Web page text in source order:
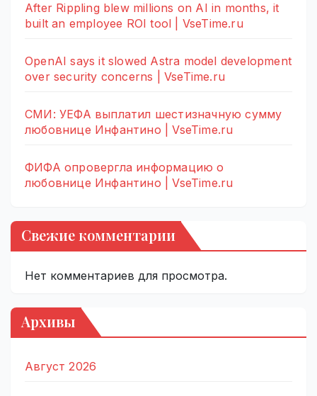
After Rippling blew millions on AI in months, it
built an employee ROI tool | VseTime.ru
OpenAI says it slowed Astra model development
over security concerns | VseTime.ru
СМИ: УЕФА выплатил шестизначную сумму
любовнице Инфантино | VseTime.ru
ФИФА опровергла информацию о
любовнице Инфантино | VseTime.ru
Свежие комментарии
Нет комментариев для просмотра.
Архивы
Август 2026